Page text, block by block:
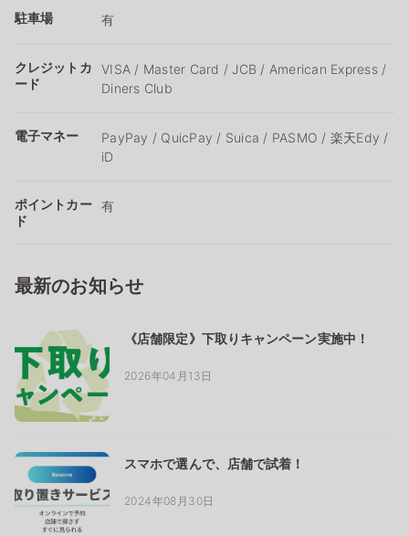
駐車場 有
クレジットカ
ード
VISA / Master Card / JCB / American Express /
Diners Club
電子マネー
PayPay / QuicPay / Suica / PASMO / 楽天Edy /
iD
ポイントカー
ド
有
最新のお知らせ
《店舗限定》下取りキャンペーン実施中！
2026年04月13日
スマホで選んで、店舗で試着！
2024年08月30日